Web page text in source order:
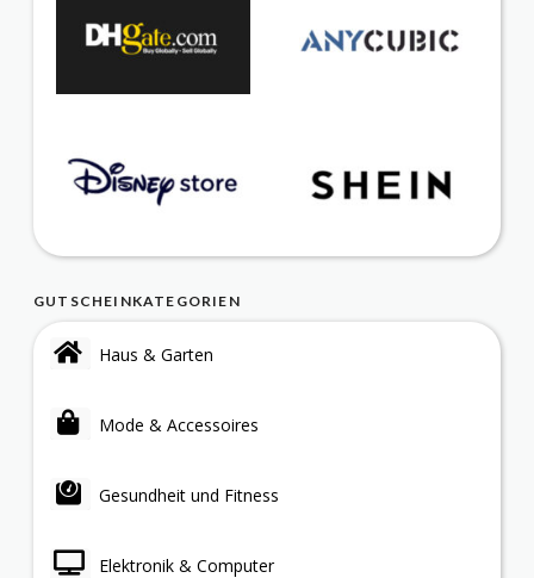
GUTSCHEINKATEGORIEN
Haus & Garten
Mode & Accessoires
Gesundheit und Fitness
Elektronik & Computer